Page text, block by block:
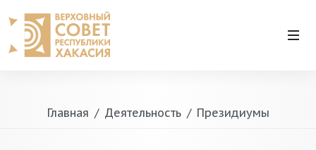
Главная Деятельность Президиумы